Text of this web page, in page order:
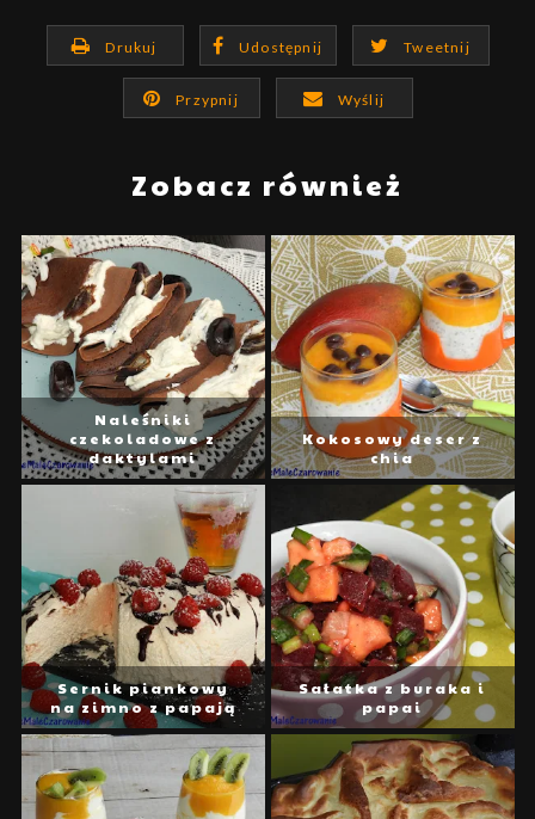
Drukuj Udostępnij Tweetnij
Przypnij Wyślij
Zobacz również
Naleśniki
czekoladowe z
daktylami
Kokosowy deser z
chia
Sernik piankowy
na zimno z papają
Sałatka z buraka i
papai